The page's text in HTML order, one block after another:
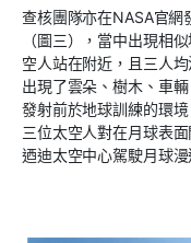
查核團隊亦在NASA官網
（圖三），當中出現相
空人站在附近，且三人
出現了雲朵、樹木、車
發射前於地球訓練的環
三位太空人對在月球表
迺迪太空中心駕駛月球漫